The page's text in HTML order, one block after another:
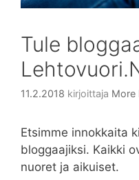
Tule
11.2.2018 kirjoittaja More
Etsimme innokkaita
bloggaajiksi. Kaikki
nuoret ja aikuiset.